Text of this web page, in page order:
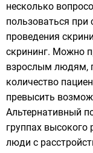
несколько
пользоваться при
проведения
скрининг. Можно
взрослым людям,
количество
превысить
Альтернативный
группах
люди с